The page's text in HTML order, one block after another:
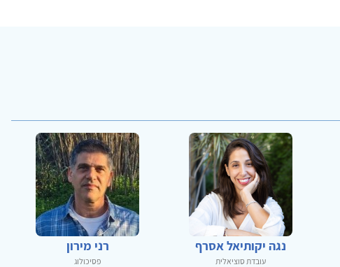
נגה יקותיאל אסרף
עובדת סוציאלית
רני מירון
פסיכולוג